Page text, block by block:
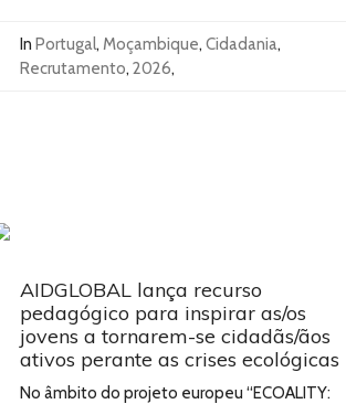
In Portugal, Moçambique, Cidadania,
Recrutamento, 2026,
AIDGLOBAL lança recurso
pedagógico para inspirar as/os
jovens a tornarem-se cidadãs/ãos
ativos perante as crises ecológicas
No âmbito do projeto europeu “ECOALITY: